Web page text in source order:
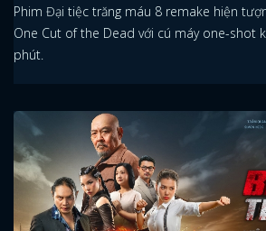
Phim Đại tiệc trăng máu 8 remake hiện
One Cut of the Dead với cú máy one-shot
phút.